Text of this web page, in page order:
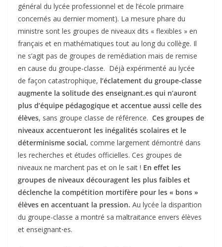
général du lycée professionnel et de l’école primaire
concernés au dernier moment). La mesure phare du
ministre sont les groupes de niveaux dits « flexibles » en
français et en mathématiques tout au long du collège. Il
ne s’agit pas de groupes de remédiation mais de remise
en cause du groupe-classe. Déjà expérimenté au lycée
de façon catastrophique, l’éclatement du groupe-classe
augmente la solitude des enseignant.es qui n’auront
plus d’équipe pédagogique et accentue aussi celle des
élèves, sans groupe classe de référence. Ces groupes de
niveaux accentueront les inégalités scolaires et le
déterminisme social, comme largement démontré dans
les recherches et études officielles. Ces groupes de
niveaux ne marchent pas et on le sait ! En effet les
groupes de niveaux découragent les plus faibles et
déclenche la compétition mortifère pour les « bons »
élèves en accentuant la pression. Au lycée la disparition
du groupe-classe a montré sa maltraitance envers élèves
et enseignant·es.